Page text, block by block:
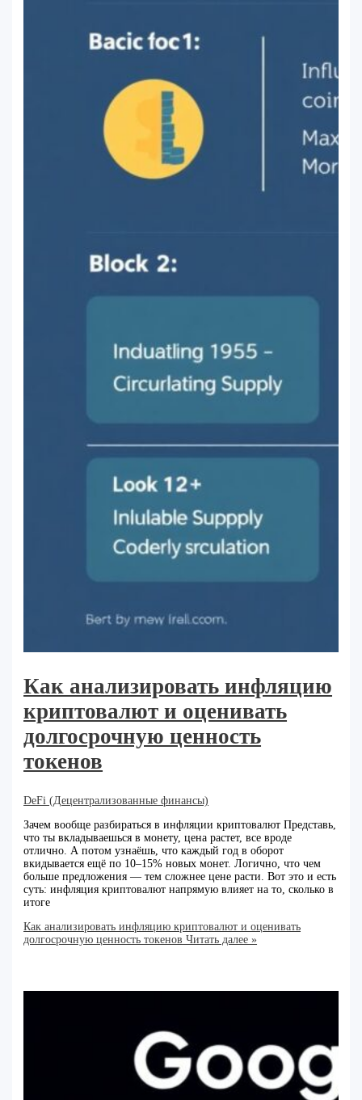
Как анализировать инфляцию
криптовалют и оценивать
долгосрочную ценность
токенов
DeFi (Децентрализованные финансы)
Зачем вообще разбираться в инфляции криптовалют Представь,
что ты вкладываешься в монету, цена растет, все вроде
отлично. А потом узнаёшь, что каждый год в оборот
вкидывается ещё по 10–15% новых монет. Логично, что чем
больше предложения — тем сложнее цене расти. Вот это и есть
суть: инфляция криптовалют напрямую влияет на то, сколько в
итоге
Как анализировать инфляцию криптовалют и оценивать
долгосрочную ценность токенов Читать далее »